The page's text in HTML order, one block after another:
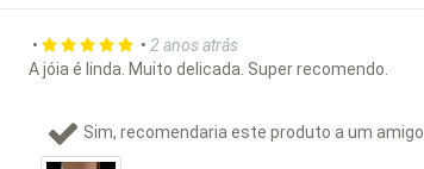
• •2 anos atrás
A jóia é linda. Muito delicada. Super recomendo.
Sim, recomendaria este produto a um amigo